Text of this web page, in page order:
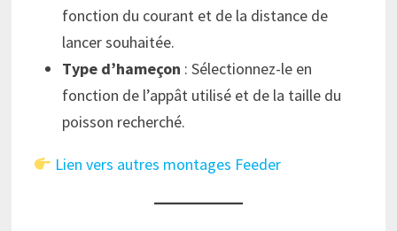
fonction du courant et de la distance de
lancer souhaitée.
Type d’hameçon : Sélectionnez-le en
fonction de l’appât utilisé et de la taille du
poisson recherché.
Lien vers autres montages Feeder